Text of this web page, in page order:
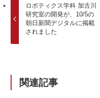
ロボティクス学科 加古川
研究室の開発が、10/5の
朝日新聞デジタルに掲載
されました
関連記事